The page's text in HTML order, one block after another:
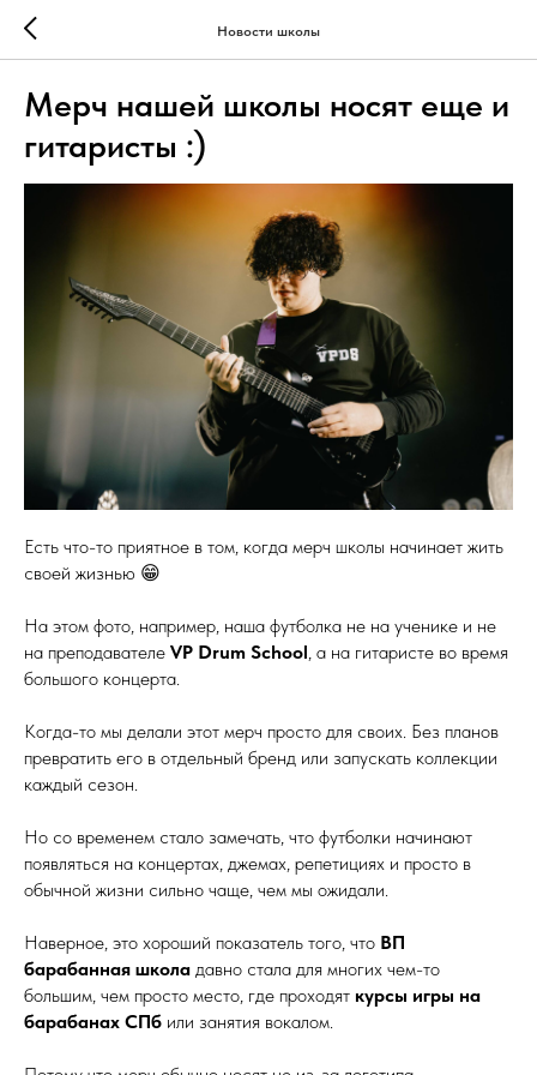
Новости школы
Мерч нашей школы носят еще и
гитаристы :)
Есть что-то приятное в том, когда мерч школы начинает жить
своей жизнью 😁
На этом фото, например, наша футболка не на ученике и не
на преподавателе VP Drum School, а на гитаристе во время
большого концерта.
Когда-то мы делали этот мерч просто для своих. Без планов
превратить его в отдельный бренд или запускать коллекции
каждый сезон.
Но со временем стало замечать, что футболки начинают
появляться на концертах, джемах, репетициях и просто в
обычной жизни сильно чаще, чем мы ожидали.
Наверное, это хороший показатель того, что ВП
барабанная школа давно стала для многих чем-то
большим, чем просто место, где проходят курсы игры на
барабанах СПб или занятия вокалом.